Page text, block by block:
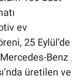
ev
25 Eylül’de
Benz
üretilen ve